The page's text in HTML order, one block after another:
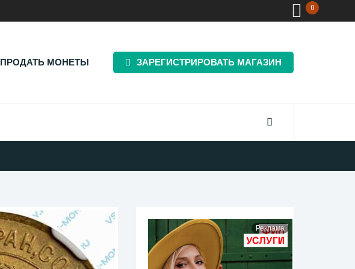
ПРОДАТЬ МОНЕТЫ ЗАРЕГИСТРИРОВАТЬ МАГАЗИН
Реклама
0